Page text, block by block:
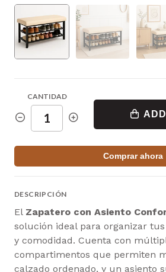
CANTIDAD
Comprar ahora
DESCRIPCIÓN
El Zapatero con Asiento
solución ideal para organizar
y comodidad. Cuenta con
compartimentos que permiten
calzado ordenado, y un asiento